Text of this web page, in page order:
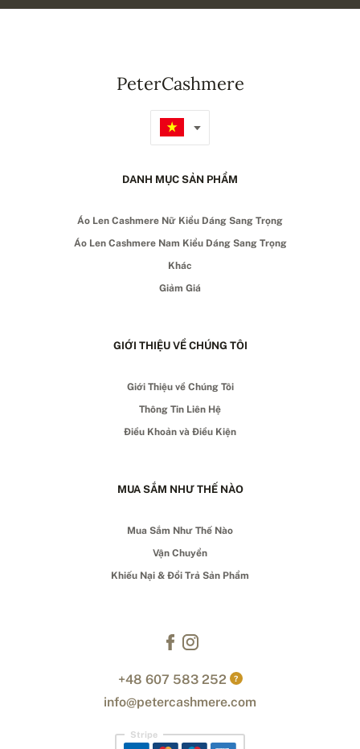
PeterCashmere
DANH MỤC SẢN PHẨM
Áo Len Cashmere Nữ Kiểu Dáng Sang Trọng
Áo Len Cashmere Nam Kiểu Dáng Sang Trọng
Khác
Giảm Giá
GIỚI THIỆU VỀ CHÚNG TÔI
Giới Thiệu về Chúng Tôi
Thông Tin Liên Hệ
Điều Khoản và Điều Kiện
MUA SẮM NHƯ THẾ NÀO
Mua Sắm Như Thế Nào
Vận Chuyển
Khiếu Nại & Đổi Trả Sản Phẩm
+48 607 583 252 ?
info@petercashmere.com
Stripe